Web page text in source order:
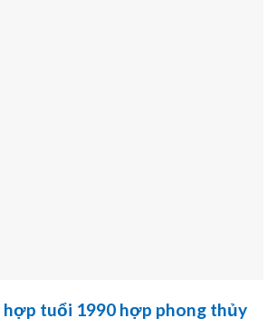
hợp tuổi 1990 hợp phong thủy